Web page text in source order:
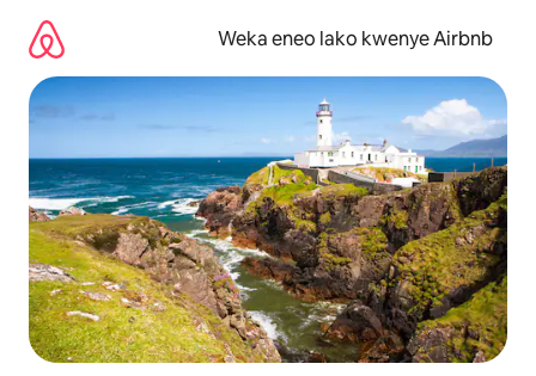
kwenda
kwenye
maudhui
Weka eneo lako kwenye Airbnb